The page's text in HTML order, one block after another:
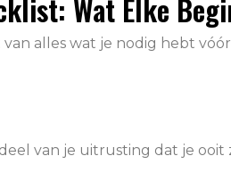
Wat Elke
alles wat je nodig hebt
van je uitrusting dat je